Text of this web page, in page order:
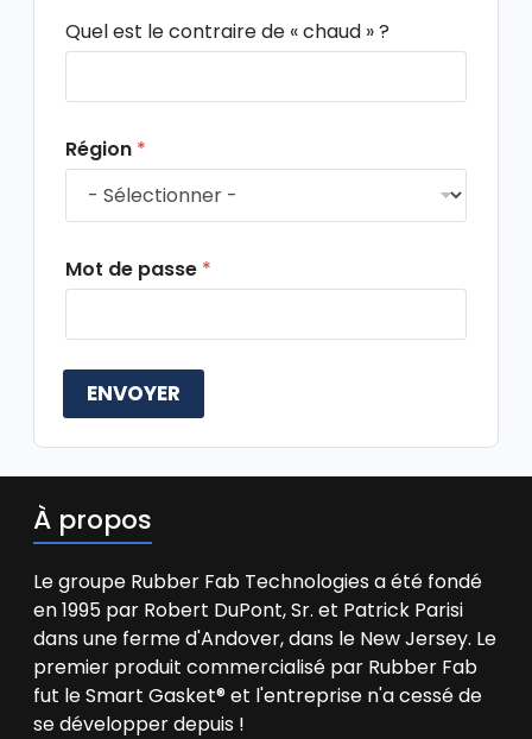
C
a
t
h
a
r
o
n
a
l
s
*
Quel est le contraire de « chaud » ?
Région *
Mot de passe *
ENVOYER
À propos
Le groupe Rubber Fab Technologies a été fondé
en 1995 par Robert DuPont, Sr. et Patrick Parisi
dans une ferme d'Andover, dans le New Jersey. Le
premier produit commercialisé par Rubber Fab
fut le Smart Gasket® et l'entreprise n'a cessé de
se développer depuis !